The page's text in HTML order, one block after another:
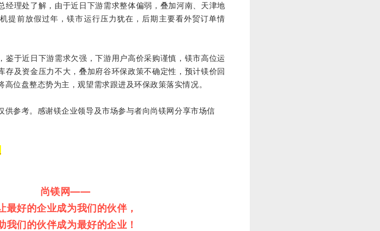
经理处了解，由于近日下游需求整体偏弱，叠加河南、天津地
提前放假过年，镁市运行压力犹在，后期主要看外贸订单情
鉴于近日下游需求欠强，下游用户高价采购谨慎，镁市高位运
存及资金压力不大，叠加府谷环保政策不确定性，预计镁价回
位盘整态势为主，观望需求跟进及环保政策落实情况。
参考。 感谢镁企业领导 及市场参与者向尚镁网分享市场信
尚镁网——
最好的企业成为我们的伙伴，
我们的伙伴成为最好的企业！